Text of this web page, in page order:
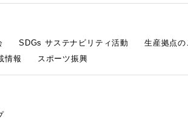
SDGs サステナビリティ活動
生産拠点の
情報 スポーツ振興